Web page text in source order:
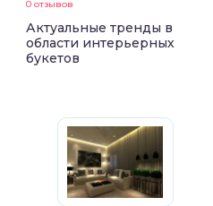
0 отзывов
Актуальные тренды в
области интерьерных
букетов